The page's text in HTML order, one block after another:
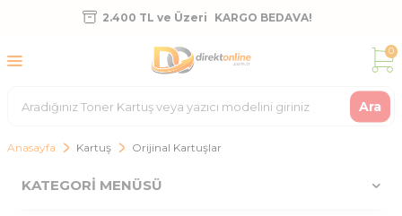
2.400 TL ve Üzeri KARGO BEDAVA!
Ara
0
Anasayfa Kartuş Orijinal Kartuşlar
KATEGORI MENÜSÜ